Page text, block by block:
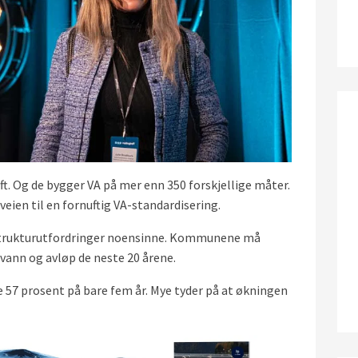
de bygger VA på mer enn 350 forskjellige måter.
til en fornuftig VA-standardisering.
noensinne. Kommunene må
og avløp de neste 20 årene.
prosent på bare fem år. Mye tyder på at økningen